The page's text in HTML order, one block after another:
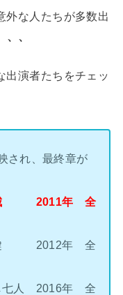
外な人たちが多数出
、
出演者たちをチェッ
され、最終章が
城 2011年 全
鍵 2012年 全
七人 2016年 全